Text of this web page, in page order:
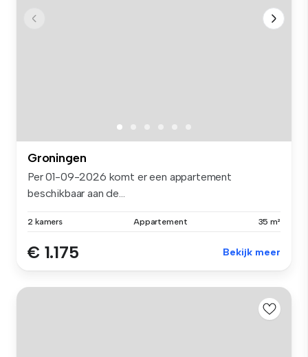
Groningen
Per 01-09-2026 komt er een appartement
beschikbaar aan de...
2 kamers Appartement 35 m²
€ 1.175 Bekijk meer